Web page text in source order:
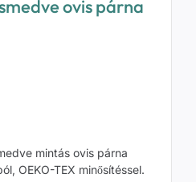
ovis párna
mintás ovis párna
OEKO-TEX minősítéssel.